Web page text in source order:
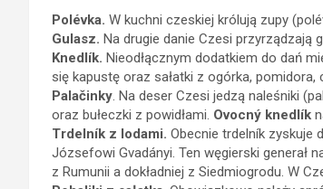
Polévka. W kuchni czeskiej królują zupy
Gulasz. Na drugie danie Czesi przyrządzają
Knedlík. Nieodłącznym dodatkiem do dań
się kapustę oraz sałatki z ogórka,
Palačinky. Na deser Czesi jedzą naleśniki
oraz bułeczki z powidłami. Ovocný knedlík
Trdelník z lodami. Obecnie trdelník zyskuje
Józsefowi Gvadányi. Ten węgierski generał
z Rumunii a dokładniej z Siedmiogrodu. W